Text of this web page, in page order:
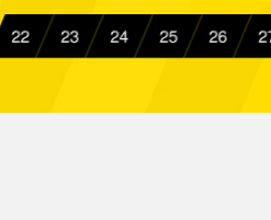
Fr. 24.10.1980
22 23 24 25 26